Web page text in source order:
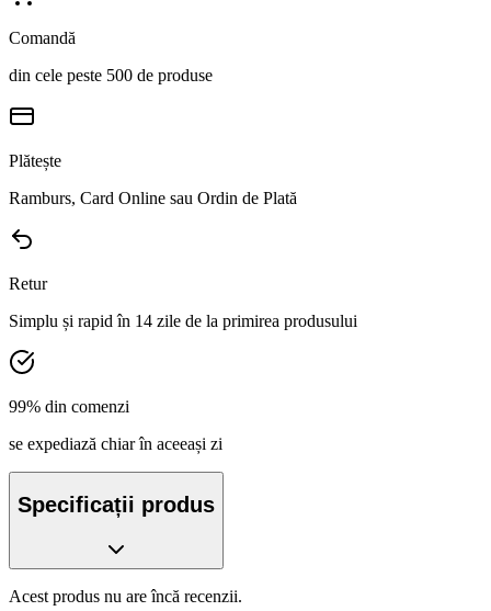
Comandă
din cele peste 500 de produse
Plătește
Ramburs, Card Online sau Ordin de Plată
Retur
Simplu și rapid în 14 zile de la primirea produsului
99% din comenzi
se expediază chiar în aceeași zi
Specificații produs
Acest produs nu are încă recenzii.